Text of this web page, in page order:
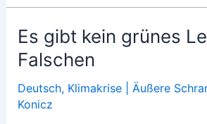
della
fame
Es gibt kein grünes
Falschen
Deutsch, Klimakrise | Äußere
Konicz